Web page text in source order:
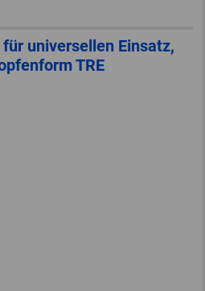
universellen Einsatz,
TRE